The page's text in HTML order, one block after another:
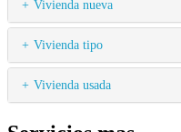
Vivienda nueva
Vivienda tipo
Vivienda usada